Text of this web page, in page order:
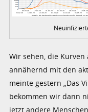
Wir sehen, die
annähernd mit den
meinte gestern „Das
bekommen wir dann
jetzt andere